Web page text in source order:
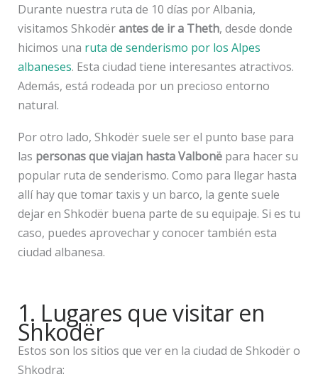
Durante nuestra ruta de 10 días por Albania,
visitamos Shkodërantes de ir a Theth, desde donde
hicimos una ruta de senderismo por los Alpes
albaneses. Esta ciudad tiene interesantes atractivos.
Además, está rodeada por un precioso entorno
natural.
Por otro lado, Shkodër suele ser el punto base para
las personas que viajan hasta Valbonëpara hacer su
popular ruta de senderismo. Como para llegar hasta
allí hay que tomar taxis y un barco, la gente suele
dejar en Shkodër buena parte de su equipaje. Si es tu
caso, puedes aprovechar y conocer también esta
ciudad albanesa.
1. Lugares que visitar en
Shkodër
Estos son los sitios que ver en la ciudad de Shkodër o
Shkodra: